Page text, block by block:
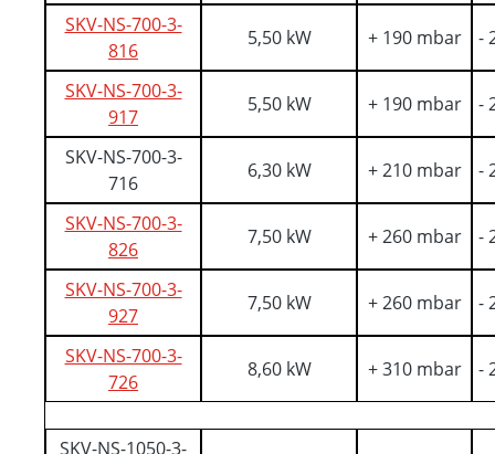
SKV-NS-700-3-
816
5,50 kW + 190 mbar -
SKV-NS-700-3-
917
5,50 kW + 190 mbar -
SKV-NS-700-3-
716
6,30 kW + 210 mbar -
SKV-NS-700-3-
826
7,50 kW + 260 mbar -
SKV-NS-700-3-
927
7,50 kW + 260 mbar -
SKV-NS-700-3-
726
8,60 kW + 310 mbar -
SKV-NS-1050-3-